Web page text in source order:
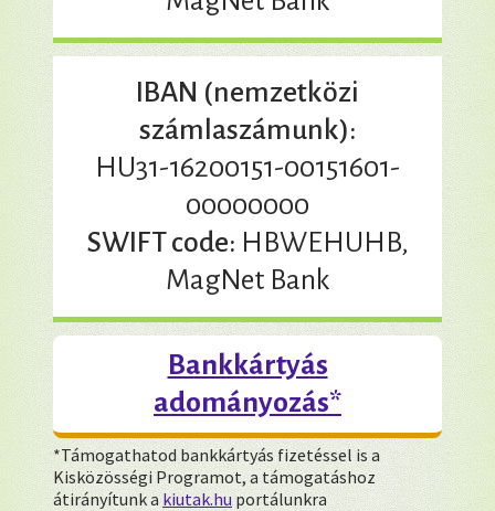
IBAN (nemzetközi
számlaszámunk):
HU31-16200151-00151601-
00000000
SWIFT code: HBWEHUHB,
MagNet Bank
Bankkártyás
adományozás*
*Támogathatod bankkártyás fizetéssel is a
Kisközösségi Programot, a támogatáshoz
átirányítunk akiutak.huportálunkra